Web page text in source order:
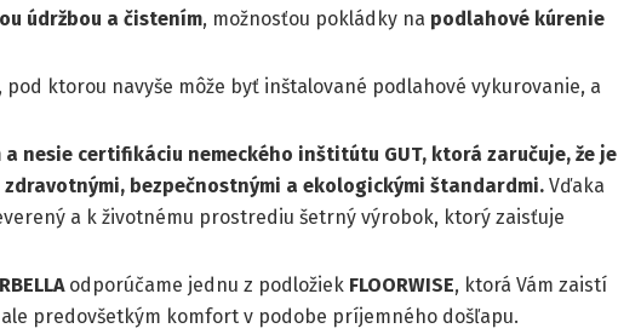
údržbou a čistením, možnosťou pokládky na podlahové kúrenie
ktorou navyše môže byť inštalované podlahové vykurovanie, a
nesie certifikáciu nemeckého inštitútu GUT, ktorá zaručuje, že je
bezpečnostnými a ekologickými štandardmi. Vďaka
a k životnému prostrediu šetrný výrobok, ktorý zaisťuje
odporúčame jednu z podložiek FLOORWISE, ktorá Vám zaistí
predovšetkým komfort v podobe príjemného došľapu.